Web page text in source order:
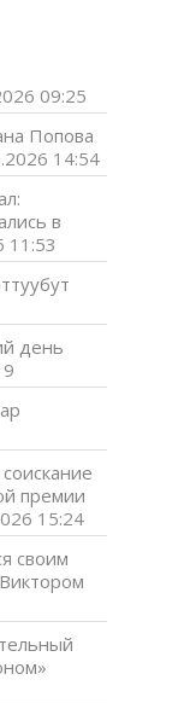
09:25
Попова
14:54
в
11:53
день
премии
15:24
своим